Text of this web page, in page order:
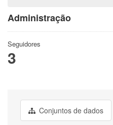
Administração
Seguidores
3
Conjuntos de dados